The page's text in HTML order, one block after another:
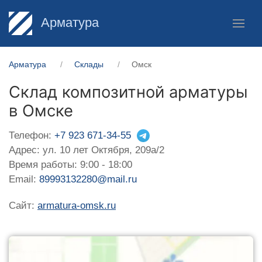
Арматура
Арматура Склады Омск
Склад композитной арматуры
в Омске
Телефон: +7 923 671-34-55
Адрес: ул. 10 лет Октября, 209а/2
Время работы: 9:00 - 18:00
Email: 89993132280@mail.ru
Сайт: armatura-omsk.ru